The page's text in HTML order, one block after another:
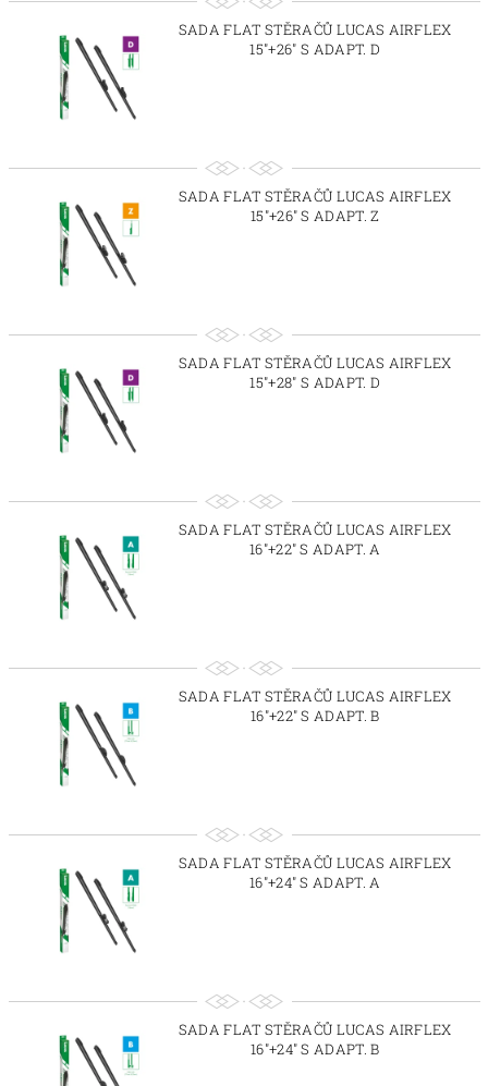
SADA FLAT STĚRAČŮ LUCAS AIRFLEX
15"+26" S ADAPT. D
SADA FLAT STĚRAČŮ LUCAS AIRFLEX
15"+26" S ADAPT. Z
SADA FLAT STĚRAČŮ LUCAS AIRFLEX
15"+28" S ADAPT. D
SADA FLAT STĚRAČŮ LUCAS AIRFLEX
16"+22" S ADAPT. A
SADA FLAT STĚRAČŮ LUCAS AIRFLEX
16"+22" S ADAPT. B
SADA FLAT STĚRAČŮ LUCAS AIRFLEX
16"+24" S ADAPT. A
SADA FLAT STĚRAČŮ LUCAS AIRFLEX
16"+24" S ADAPT. B